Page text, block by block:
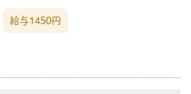
給与1450円